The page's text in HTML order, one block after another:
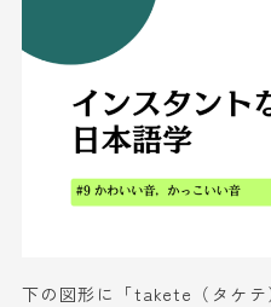
下の図形に「takete（タケ